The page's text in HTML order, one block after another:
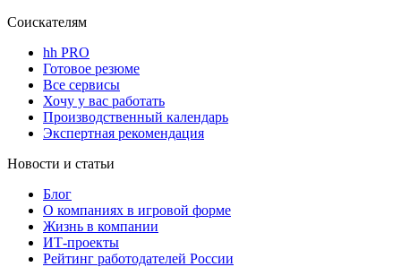
Соискателям
hh PRO
Готовое резюме
Все сервисы
Хочу у вас работать
Производственный календарь
Экспертная рекомендация
Новости и статьи
Блог
О компаниях в игровой форме
Жизнь в компании
ИТ-проекты
Рейтинг работодателей России